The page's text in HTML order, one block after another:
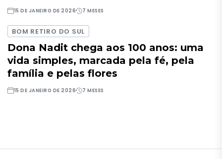
15 DE JANEIRO DE 2026 7 MESES
BOM RETIRO DO SUL
Dona Nadit chega aos 100 anos: uma
vida simples, marcada pela fé, pela
família e pelas flores
15 DE JANEIRO DE 2026 7 MESES